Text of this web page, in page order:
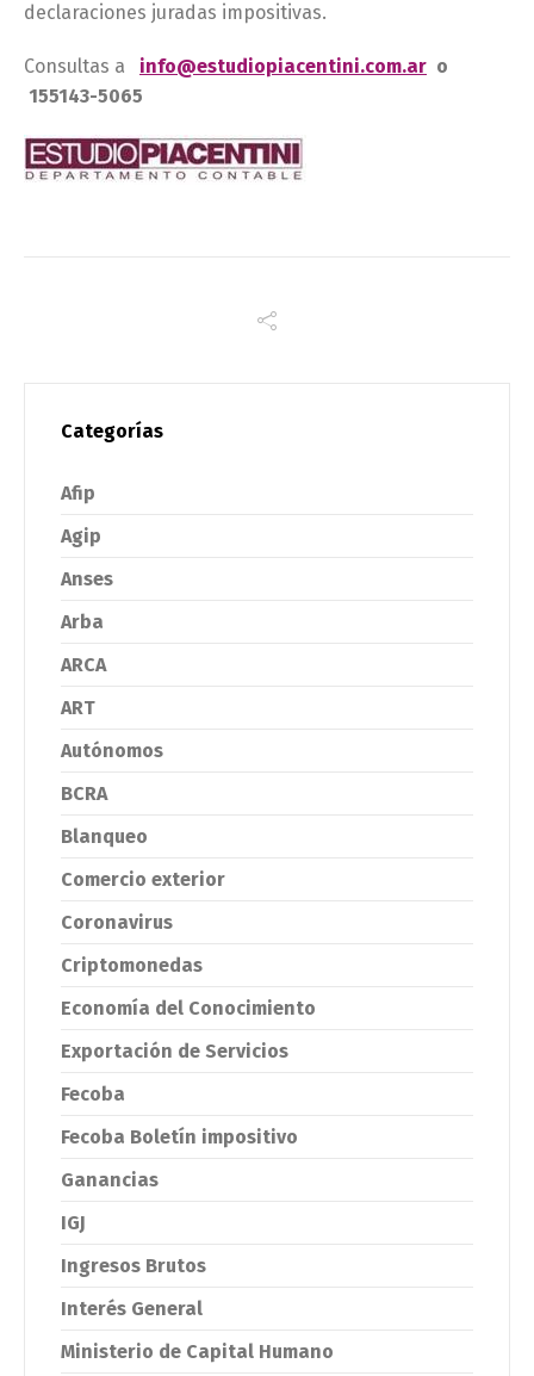
declaraciones juradas impositivas.
Consultas a info@estudiopiacentini.com.ar o
155143-5065
Categorías
Afip
Agip
Anses
Arba
ARCA
ART
Autónomos
BCRA
Blanqueo
Comercio exterior
Coronavirus
Criptomonedas
Economía del Conocimiento
Exportación de Servicios
Fecoba
Fecoba Boletín impositivo
Ganancias
IGJ
Ingresos Brutos
Interés General
Ministerio de Capital Humano